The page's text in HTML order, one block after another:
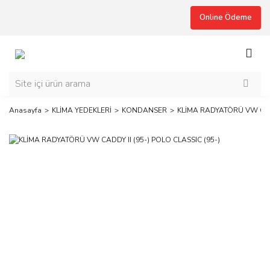
Online Ödeme
Anasayfa KLİMA YEDEKLERİ KONDANSER KLİMA RADYATÖRÜ VW